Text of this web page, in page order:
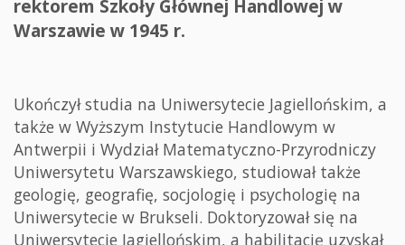
rektorem Szkoły Głównej Handlowej w
Warszawie w 1945 r.
Ukończył studia na Uniwersytecie Jagiellońskim, a
także w Wyższym Instytucie Handlowym w
Antwerpii i Wydział Matematyczno-Przyrodniczy
Uniwersytetu Warszawskiego, studiował także
geologię, geografię, socjologię i psychologię na
Uniwersytecie w Brukseli. Doktoryzował się na
Uniwersytecie Jagiellońskim, a habilitację uzyskał